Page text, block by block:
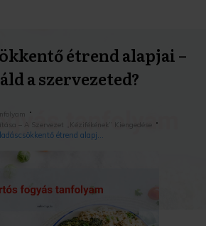
étrend alapjai –
a szervezeted?
– A Szervezet „kézifékének” Kiengedése
Gyulladáscsökkentő étrend alapjai – Hogyan tápláld a szervezeted?